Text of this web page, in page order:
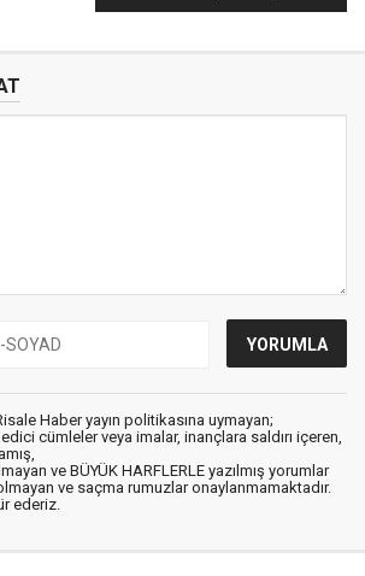
72 sene geçti
Haber yayın politikasına uymayan;
cümleler veya imalar, inançlara saldırı içeren,
ve BÜYÜK HARFLERLE yazılmış yorumlar
ve saçma rumuzlar onaylanmamaktadır.
ederiz.